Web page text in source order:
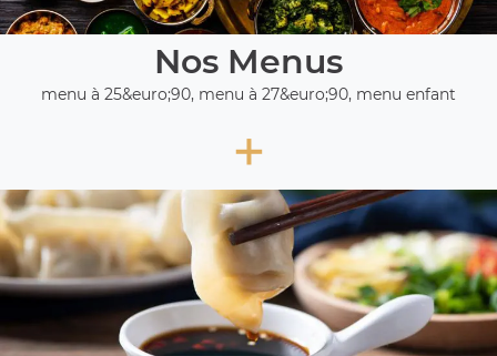
Nos Menus
menu à 25&euro;90, menu à 27&euro;90, menu enfant
+